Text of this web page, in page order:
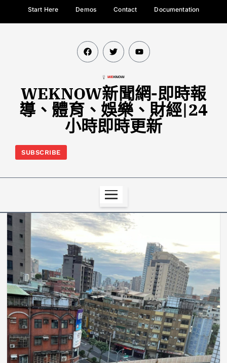
Start Here Demos Contact Documentation
WEKNOW新聞網-即時報
導、體育、娛樂、財經|24
小時即時更新
SUBSCRIBE